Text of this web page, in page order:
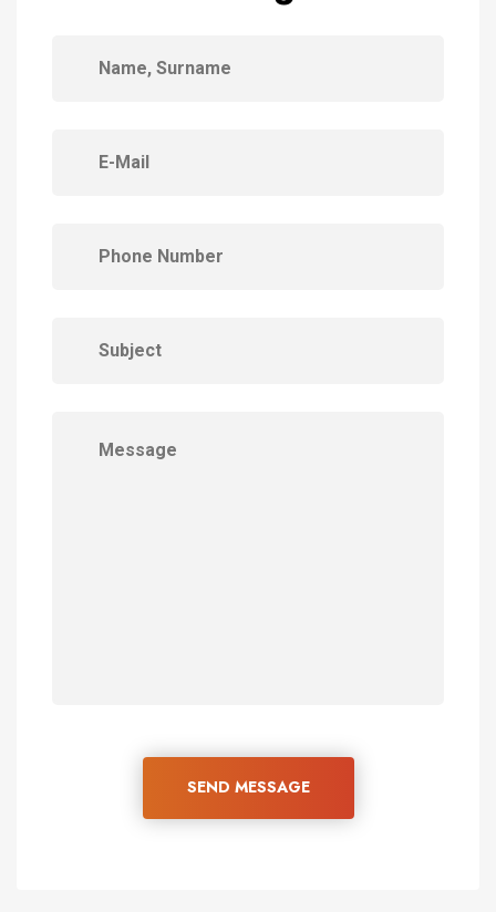
SEND MESSAGE